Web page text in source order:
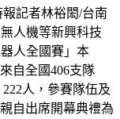
報記者林裕閎/台南
人機等新興科技
人全國賽」本
自全國406支隊
人，參賽隊伍及
自出席開幕典禮為